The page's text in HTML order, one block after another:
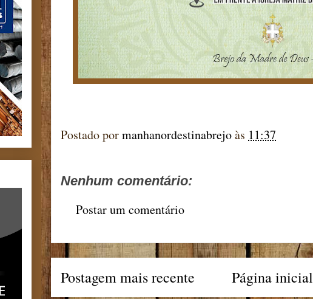
Postado pormanhanordestinabrejoàs 11:37
Nenhum comentário:
Postar um comentário
Postagem mais recente Página inicial